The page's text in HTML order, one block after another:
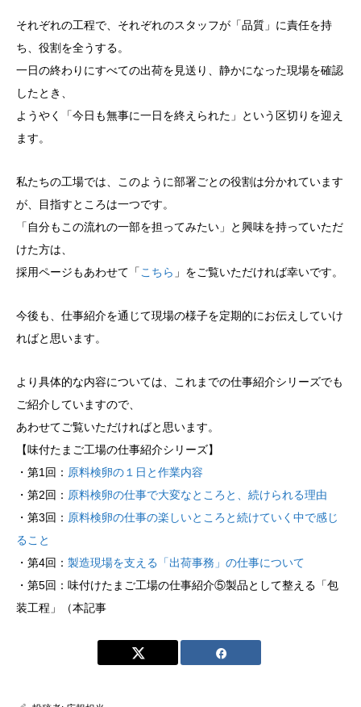
それぞれの工程で、それぞれのスタッフが「品質」に責任を持
ち、役割を全うする。
一日の終わりにすべての出荷を見送り、静かになった現場を確認
したとき、
ようやく「今日も無事に一日を終えられた」という区切りを迎え
ます。
私たちの工場では、このように部署ごとの役割は分かれています
が、目指すところは一つです。
「自分もこの流れの一部を担ってみたい」と興味を持っていただ
けた方は、
採用ページもあわせて「 こちら 」をご覧いただければ幸いです。
今後も、仕事紹介を通じて現場の様子を定期的にお伝えしていけ
ればと思います。
より具体的な内容については、これまでの仕事紹介シリーズでも
ご紹介していますので、
あわせてご覧いただければと思います。
【味付たまご工場の仕事紹介シリーズ】
・第1回： 原料検卵の１日と作業内容
・第2回： 原料検卵の仕事で大変なところと、続けられる理由
・第3回： 原料検卵の仕事の楽しいところと続けていく中で感じ
ること
・第4回： 製造現場を支える「出荷事務」の仕事について
・第5回：味付けたまご工場の仕事紹介⑤製品として整える「包
装工程」（本記事